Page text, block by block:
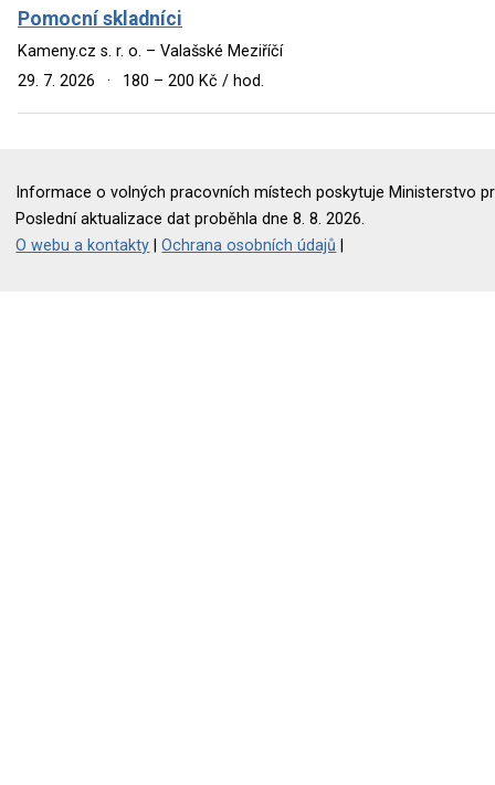
Pomocní skladníci
Kameny.cz s. r. o. – Valašské Meziříčí
29. 7. 2026
· 180 – 200 Kč / hod.
Informace o volných pracovních místech poskytuje Ministerstvo
Poslední aktualizace dat proběhla dne 8. 8. 2026.
O webu a kontakty |Ochrana osobních údajů